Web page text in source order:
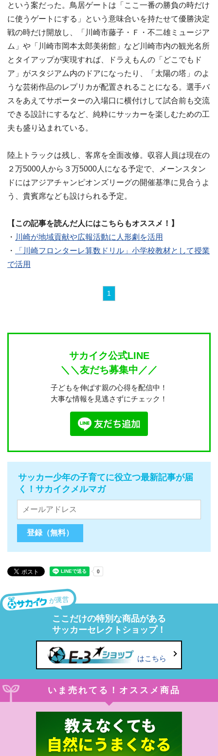
という案だった。鳥居ゲートは「ここ一番の勝負の時だけ
に使うゲートにする」という意味合いを持たせて優勝決定
戦の時だけ開放し、「川崎市藤子・Ｆ・不二雄ミュージア
ム」や「川崎市岡本太郎美術館」など川崎市内の観光名所
とタイアップが実現すれば、ドラえもんの「どこでもド
ア」がスタジアム内のドアになったり、「太陽の塔」のよ
うな芸術作品のレプリカが配置されることになる。選手バ
スをあえてサポーターの入場口に横付けして試合前も交流
できる設計にするなど、純粋にサッカーを楽しむための工
夫も盛り込まれている。
陸上トラックは残し、客席を全面改修。収容人員は現在の
２万5000人から３万5000人になる予定で、メーンスタン
ドにはアジアチャンピオンズリーグの開催基準に見合うよ
う、貴賓席なども設けられる予定。
【この記事を読んだ人にはこちらもオススメ！】
・ 川崎が地域貢献や広報活動に人形劇を活用
・
「川崎フロンターレ算数ドリル」小学校教材として授業
で活用
1
サカイク公式LINE
＼＼友だち募集中／／
子どもを伸ばす親の心得を配信中！
大事な情報を見逃さずにチェック！
サッカー少年の子育てに役立つ最新記事が届
く！サカイクメルマガ
が運営
ここだけの特別な商品がある
サッカーセレクトショップ！
はこちら
いま売れてる！オススメ商品